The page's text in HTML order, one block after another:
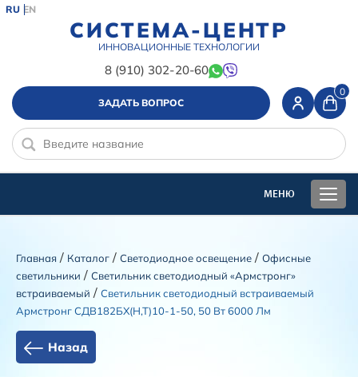
СИСТЕМА-ЦЕНТР
ИННОВАЦИОННЫЕ ТЕХНОЛОГИИ
8 (910) 302-20-60
RU EN
ЗАДАТЬ ВОПРОС
0
Главная / Каталог / Светодиодное освещение / Офисные
светильники / Светильник светодиодный «Армстронг»
встраиваемый / Светильник светодиодный встраиваемый
Армстронг СДВ182БХ(Н,Т)10-1-50, 50 Вт 6000 Лм
Назад